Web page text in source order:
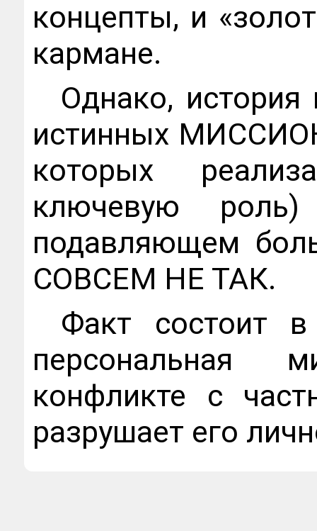
концепты, и
кармане.
Однако,
истинных
которых
ключевую
подавляющем
СОВСЕМ НЕ ТАК.
Факт состоит
персональная
конфликте с
разрушает его